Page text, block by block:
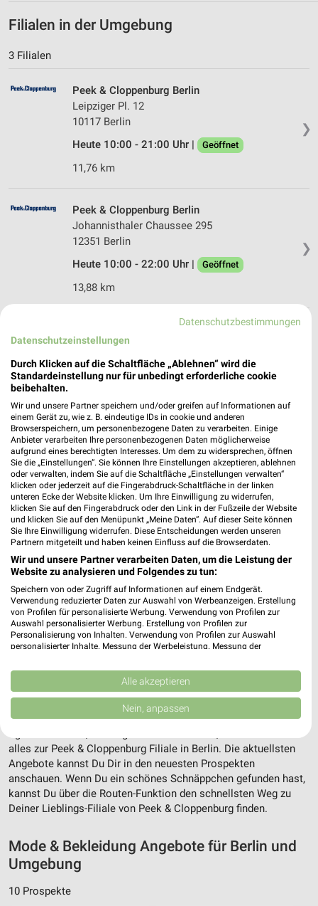
Filialen in der Umgebung
3 Filialen
❯
Peek & Cloppenburg Berlin
Leipziger Pl. 12
10117 Berlin
Heute 10:00 - 21:00 Uhr |
Geöffnet
11,76 km
❯
Peek & Cloppenburg Berlin
Johannisthaler Chaussee 295
12351 Berlin
Heute 10:00 - 22:00 Uhr |
Geöffnet
13,88 km
Peek & Cloppenburg Berlin
Tauentzienstraße 19
10789 Berlin
Heute 10:00 - 20:00 Uhr |
14,63 km
Adresse, Öffnungszeiten und Route für die
Peek & Cloppenburg Filiale in Berlin
alles zur Peek & Cloppenburg Filiale in Berlin. Die aktuellsten
Angebote kannst Du Dir in den neuesten Prospekten
anschauen. Wenn Du ein schönes Schnäppchen gefunden hast,
kannst Du über die Routen-Funktion den schnellsten Weg zu
Deiner Lieblings-Filiale von Peek & Cloppenburg finden.
Mode & Bekleidung Angebote für Berlin und
Umgebung
10 Prospekte
Datenschutzbestimmungen
Datenschutzeinstellungen
Durch Klicken auf die Schaltfläche „Ablehnen“ wird die
Standardeinstellung nur für unbedingt erforderliche cookie
beibehalten.
Wir und unsere Partner speichern und/oder greifen auf Informationen auf
einem Gerät zu, wie z. B. eindeutige IDs in cookie und anderen
Browserspeichern, um personenbezogene Daten zu verarbeiten. Einige
Anbieter verarbeiten Ihre personenbezogenen Daten möglicherweise
aufgrund eines berechtigten Interesses. Um dem zu widersprechen, öffnen
Sie die „Einstellungen“. Sie können Ihre Einstellungen akzeptieren, ablehnen
oder verwalten, indem Sie auf die Schaltfläche „Einstellungen verwalten“
klicken oder jederzeit auf die Fingerabdruck-Schaltfläche in der linken
unteren Ecke der Website klicken. Um Ihre Einwilligung zu widerrufen,
klicken Sie auf den Fingerabdruck oder den Link in der Fußzeile der Website
und klicken Sie auf den Menüpunkt „Meine Daten“. Auf dieser Seite können
Sie Ihre Einwilligung widerrufen. Diese Entscheidungen werden unseren
Partnern mitgeteilt und haben keinen Einfluss auf die Browserdaten.
Wir und unsere Partner verarbeiten Daten, um die Leistung der
Website zu analysieren und Folgendes zu tun:
Speichern von oder Zugriff auf Informationen auf einem Endgerät.
Verwendung reduzierter Daten zur Auswahl von Werbeanzeigen. Erstellung
von Profilen für personalisierte Werbung. Verwendung von Profilen zur
Auswahl personalisierter Werbung. Erstellung von Profilen zur
Personalisierung von Inhalten. Verwendung von Profilen zur Auswahl
personalisierter Inhalte. Messung der Werbeleistung. Messung der
Kombinationen von Daten aus verschiedenen Quellen. Entwicklung und
Verbesserung der Angebote. Verwendung reduzierter Daten zur Auswahl
von Inhalten.
Daten können außerhalb der Europäischen Union weitergegeben und in die
Website/App.
Partnerliste anzeigen (1 IAB-Anbieter)
Wir nutzen Ihre Daten für folgende Zwecke:
IAB-Verarbeitungszwecke:
Speichern von oder Zugriff auf Informationen
Verwendung reduzierter Daten zur Auswahl von
Werbeanzeigen
Erstellung von Profilen für personalisierte
Alle akzeptieren
Nein, anpassen